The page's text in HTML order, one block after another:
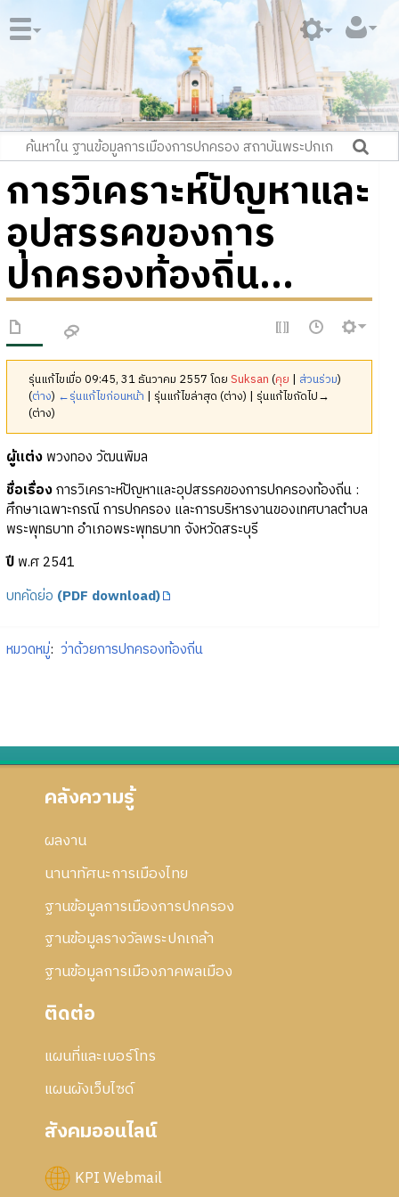
การวิเคราะห์ปัญหาและ
อุปสรรคของการ
ปกครองท้องถิ่น...
รุ่นแก้ไขเมื่อ 09:45, 31 ธันวาคม 2557 โดยSuksan (คุย | ส่วนร่วม)
(ต่าง) ←รุ่นแก้ไขก่อนหน้า | รุ่นแก้ไขล่าสุด (ต่าง) | รุ่นแก้ไขถัดไป→
(ต่าง)
ผู้แต่งพวงทอง วัฒนพิมล
ชื่อเรื่องการวิเคราะห์ปัญหาและอุปสรรคของการปกครองท้องถิ่น :
ศึกษาเฉพาะกรณี การปกครอง และการบริหารงานของเทศบาลตำบล
พระพุทธบาท อำเภอพระพุทธบาท จังหวัดสระบุรี
ปีพ.ศ 2541
บทคัดย่อ (PDF download)
หมวดหมู่: ว่าด้วยการปกครองท้องถิ่น
คลังความรู้
ผลงาน
นานาทัศนะการเมืองไทย
ฐานข้อมูลการเมืองการปกครอง
ฐานข้อมูลรางวัลพระปกเกล้า
ฐานข้อมูลการเมืองภาคพลเมือง
ติดต่อ
แผนที่และเบอร์โทร
แผนผังเว็บไซด์
สังคมออนไลน์
KPI Webmail